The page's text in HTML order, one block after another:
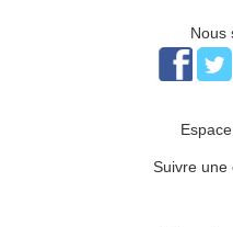
Nous
Suivre une